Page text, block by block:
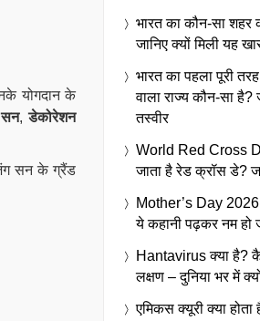
योगदान के
सन,डेकोरेशन
सन के ग्रैंड
भारत का कौन-सा शहर
जानिए क्यों मिली यह
भारत का पहला पूरी
वाला राज्य कौन-सा
तस्वीर
World Red Cross
जाता है रेड क्रॉस डे?
Mother’s Day 2026:
ये कहानी पढ़कर नम
Hantavirus क्या है?
लक्षण – दुनिया भर में
एमिकस क्यूरी क्या होता